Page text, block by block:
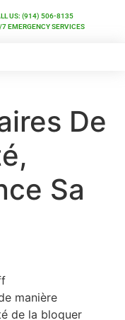
US: (914) 506-8135
EMERGENCY SERVICES
De
Sa
manière
de la bloquer